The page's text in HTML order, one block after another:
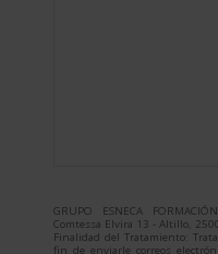
GRUPO ESNECA
Comtessa Elvira 13 - Altillo,
Finalidad del Tratamiento:
fin de enviarle correos